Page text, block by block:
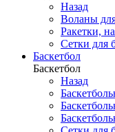
Назад
Воланы
Ракетки,
Сетки для
Баскетбол
Баскетбол
Назад